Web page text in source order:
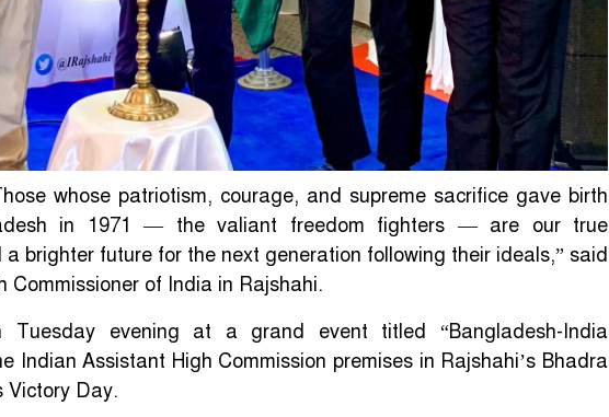
whose patriotism, courage, and supreme sacrifice gave birth
in 1971 — the valiant freedom fighters — are our true
brighter future for the next generation following their ideals,” said
Commissioner of India in Rajshahi.
evening at a grand event titled “Bangladesh-India
Indian Assistant High Commission premises in Rajshahi’s Bhadra
Victory Day.